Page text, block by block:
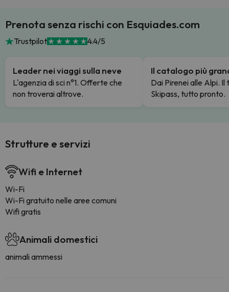
Prenota senza rischi con Esquiades.com
Trustpilot 4.4/5
Leader nei viaggi sulla neve
L'agenzia di sci n°1. Offerte che
non troverai altrove.
Il catalogo più
Dai Pirenei alle Alpi. Il
Skipass, tutto pronto.
Strutture e servizi
Wifi e Internet
Wi-Fi
Wi-Fi gratuito nelle aree comuni
Wifi gratis
Animali domestici
animali ammessi